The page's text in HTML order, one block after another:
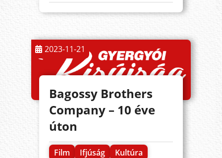
2023-11-21
Bagossy Brothers
Company – 10 éve
úton
Film Ifjúság
Kultúra